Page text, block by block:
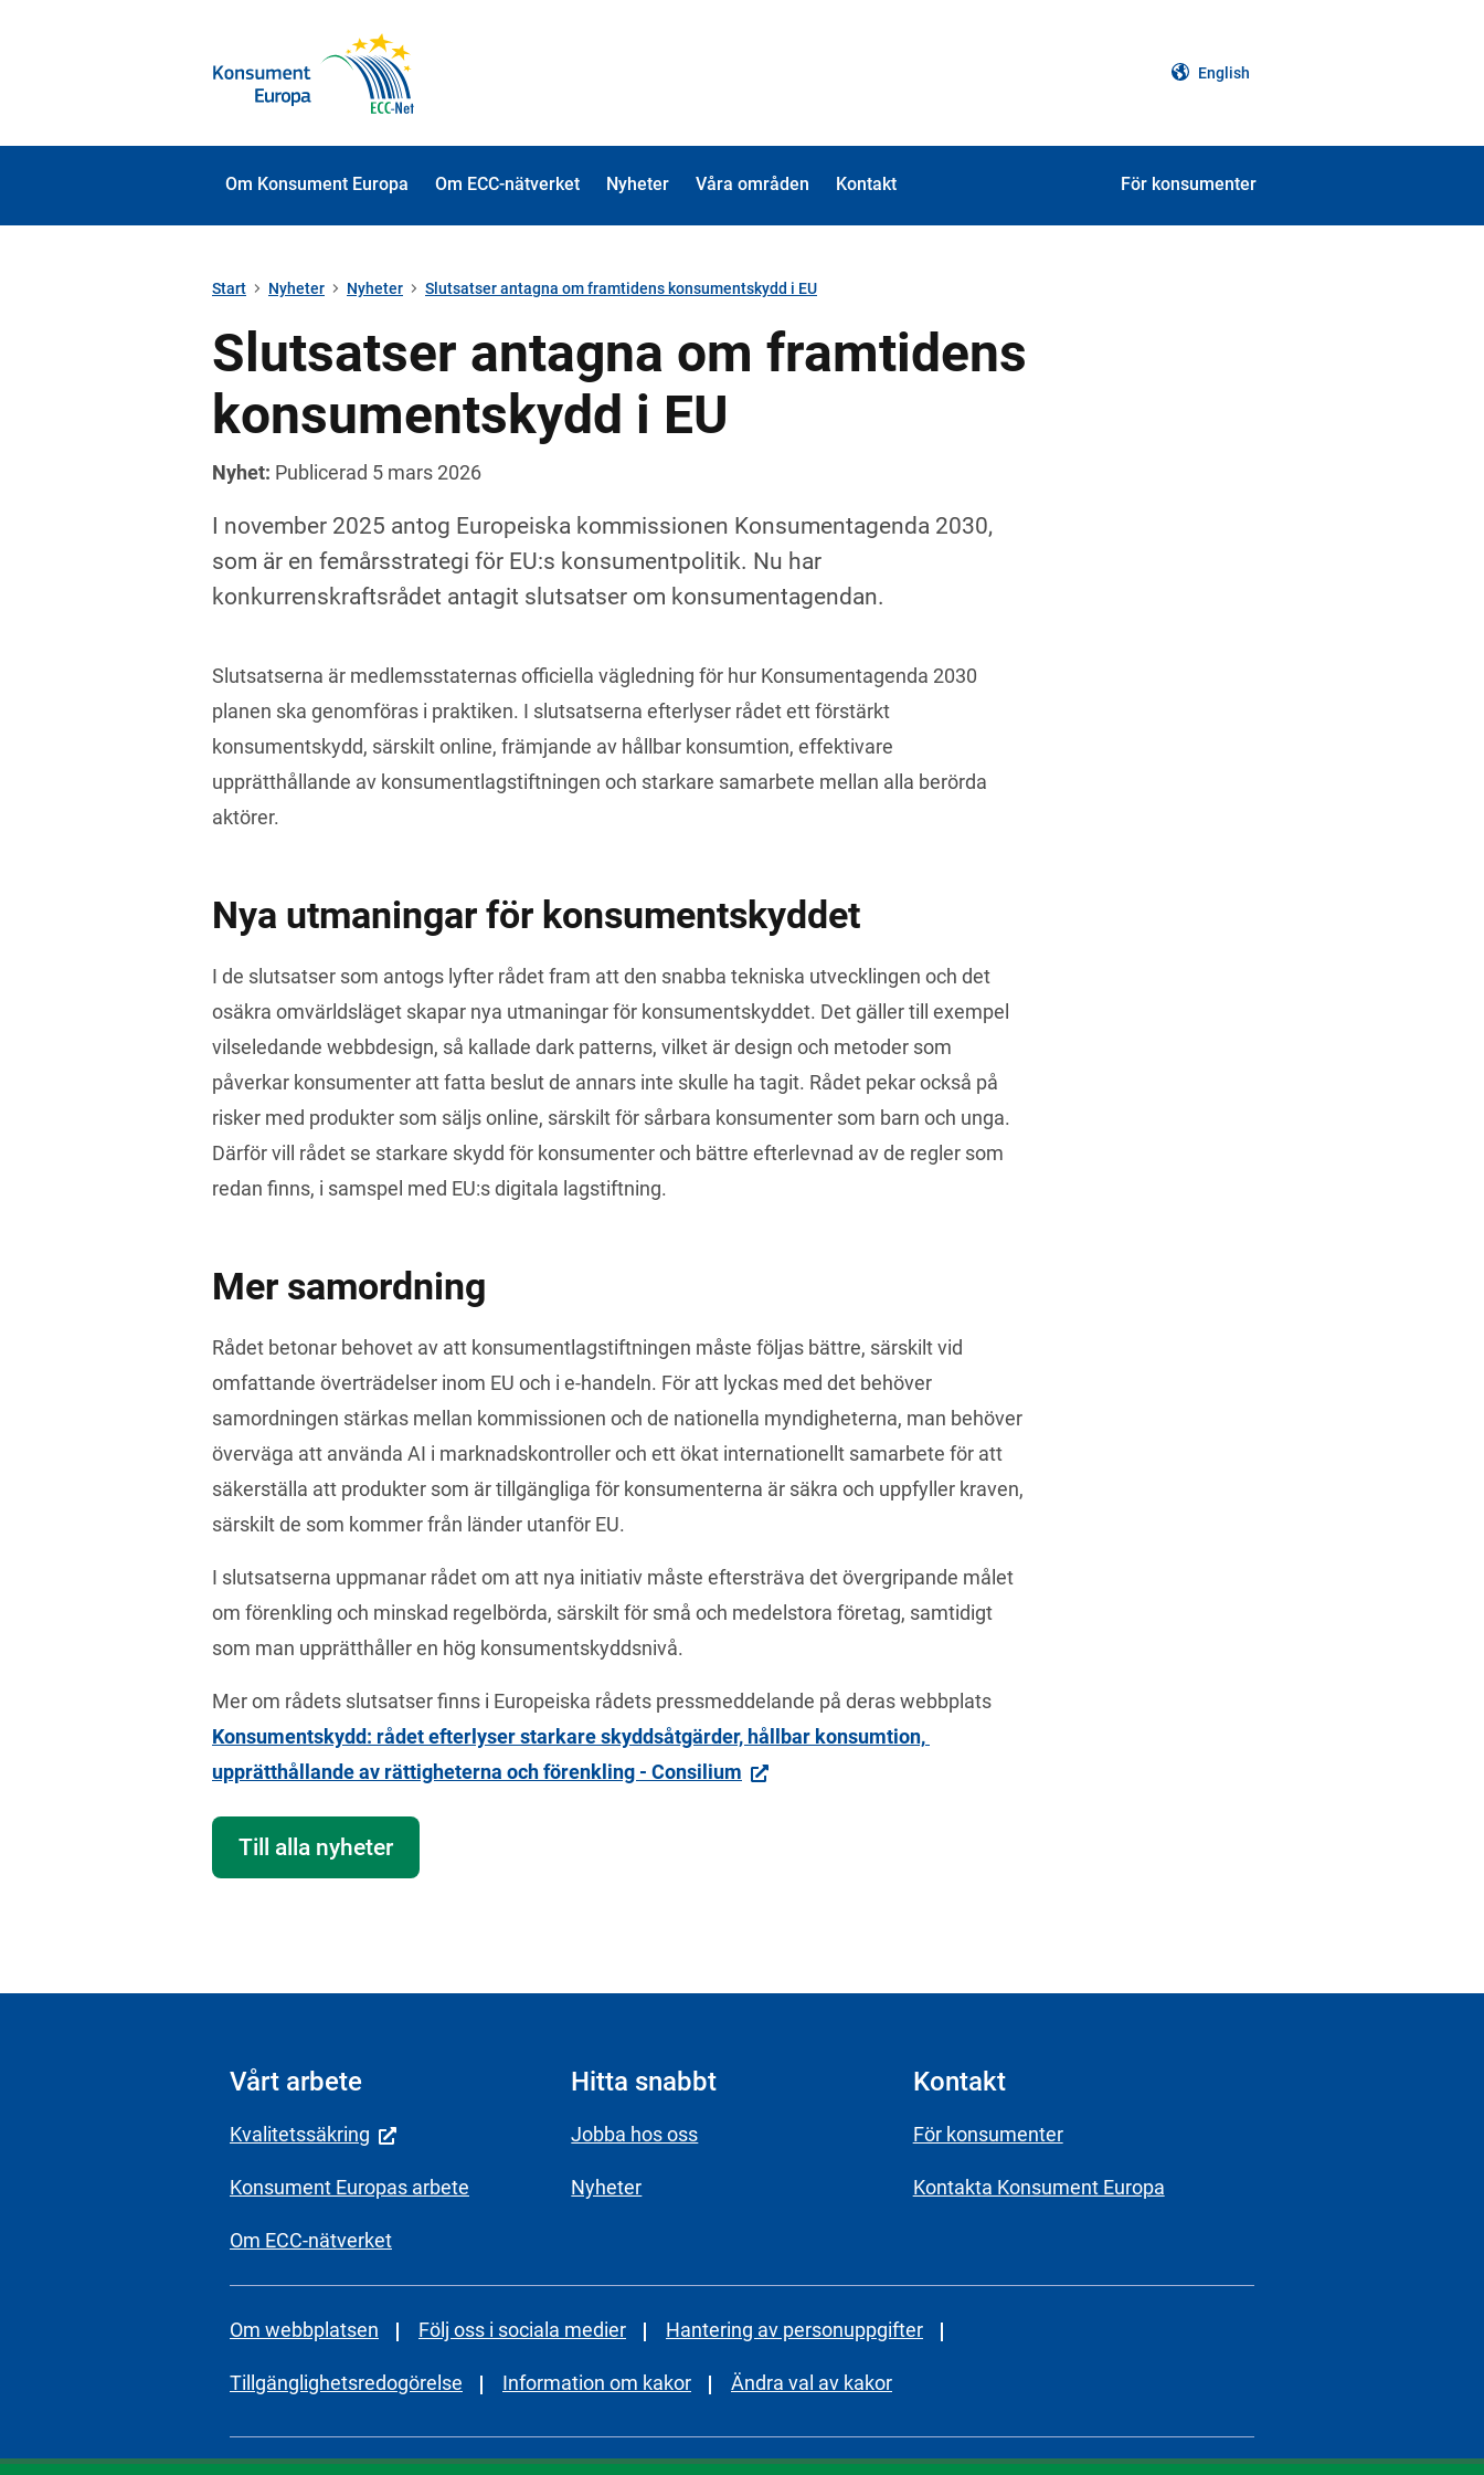
English
Om Konsument Europa Om ECC-nätverket Nyheter Våra områden Kontakt För konsumenter
Start Nyheter Nyheter Slutsatser antagna om framtidens konsumentskydd i EU
Slutsatser antagna om framtidens
konsumentskydd i EU
Nyhet: Publicerad 5 mars 2026
I november 2025 antog Europeiska kommissionen Konsumentagenda 2030,
som är en femårsstrategi för EU:s konsumentpolitik. Nu har
konkurrenskraftsrådet antagit slutsatser om konsumentagendan.
Slutsatserna är medlemsstaternas officiella vägledning för hur Konsumentagenda 2030
planen ska genomföras i praktiken. I slutsatserna efterlyser rådet ett förstärkt
konsumentskydd, särskilt online, främjande av hållbar konsumtion, effektivare
upprätthållande av konsumentlagstiftningen och starkare samarbete mellan alla berörda
aktörer.
Nya utmaningar för konsumentskyddet
I de slutsatser som antogs lyfter rådet fram att den snabba tekniska utvecklingen och det
osäkra omvärldsläget skapar nya utmaningar för konsumentskyddet. Det gäller till exempel
vilseledande webbdesign, så kallade dark patterns, vilket är design och metoder som
påverkar konsumenter att fatta beslut de annars inte skulle ha tagit. Rådet pekar också på
risker med produkter som säljs online, särskilt för sårbara konsumenter som barn och unga.
Därför vill rådet se starkare skydd för konsumenter och bättre efterlevnad av de regler som
redan finns, i samspel med EU:s digitala lagstiftning.
Mer samordning
Rådet betonar behovet av att konsumentlagstiftningen måste följas bättre, särskilt vid
omfattande överträdelser inom EU och i e-handeln. För att lyckas med det behöver
samordningen stärkas mellan kommissionen och de nationella myndigheterna, man behöver
överväga att använda AI i marknadskontroller och ett ökat internationellt samarbete för att
säkerställa att produkter som är tillgängliga för konsumenterna är säkra och uppfyller kraven,
särskilt de som kommer från länder utanför EU.
I slutsatserna uppmanar rådet om att nya initiativ måste eftersträva det övergripande målet
om förenkling och minskad regelbörda, särskilt för små och medelstora företag, samtidigt
som man upprätthåller en hög konsumentskyddsnivå.
Konsumentskydd: rådet efterlyser starkare skyddsåtgärder, hållbar konsumtion,
upprätthållande av rättigheterna och förenkling - Consilium
Till alla nyheter
Vårt arbete
Kvalitetssäkring
Konsument Europas arbete
Om ECC-nätverket
Hitta snabbt
Jobba hos oss
Nyheter
Kontakt
För konsumenter
Kontakta Konsument Europa
Om webbplatsen Följ oss i sociala medier Hantering av personuppgifter
Tillgänglighetsredogörelse Information om kakor Ändra val av kakor